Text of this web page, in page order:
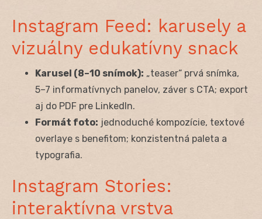
Instagram Feed: karusely a
vizuálny edukatívny snack
Karusel (8–10 snímok): „teaser“ prvá snímka,
5–7 informatívnych panelov, záver s CTA; export
aj do PDF pre LinkedIn.
Formát foto: jednoduché kompozície, textové
overlaye s benefitom; konzistentná paleta a
typografia.
Instagram Stories:
interaktívna vrstva